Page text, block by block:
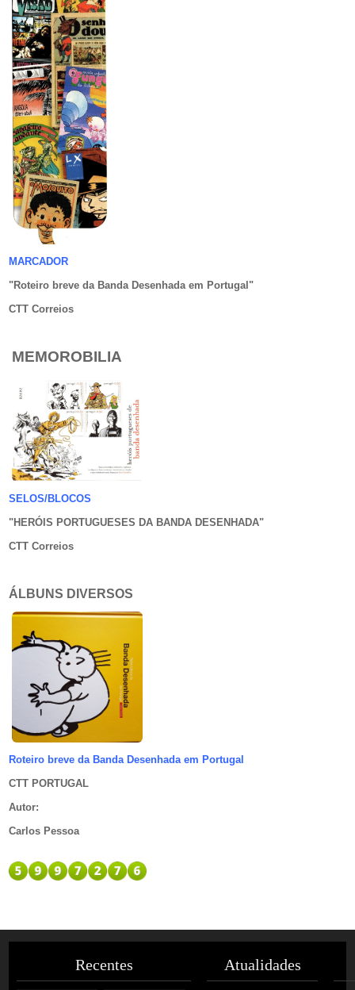
MARCADOR
"Roteiro breve da Banda Desenhada em Portugal "
CTT Correios
MEMOROBILIA
SELOS/BLOCOS
"HERÓIS PORTUGUESES DA BANDA DESENHADA"
CTT Correios
ÁLBUNS DIVERSOS
Roteiro breve da Banda Desenhada em Portugal
CTT PORTUGAL
Autor:
Carlos Pessoa
Recentes Atualidades